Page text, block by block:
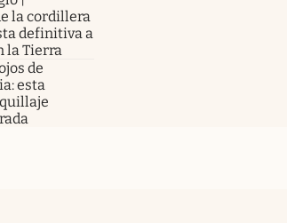
la cordillera
definitiva a
la Tierra
de
esta